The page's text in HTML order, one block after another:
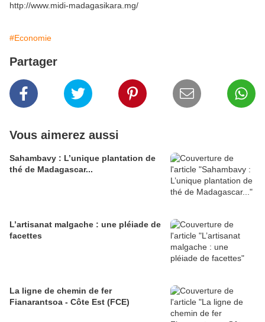
http://www.midi-madagasikara.mg/
#Economie
Partager
Vous aimerez aussi
Sahambavy : L’unique plantation de
thé de Madagascar...
L’artisanat malgache : une pléiade de
facettes
La ligne de chemin de fer
Fianarantsoa - Côte Est (FCE)